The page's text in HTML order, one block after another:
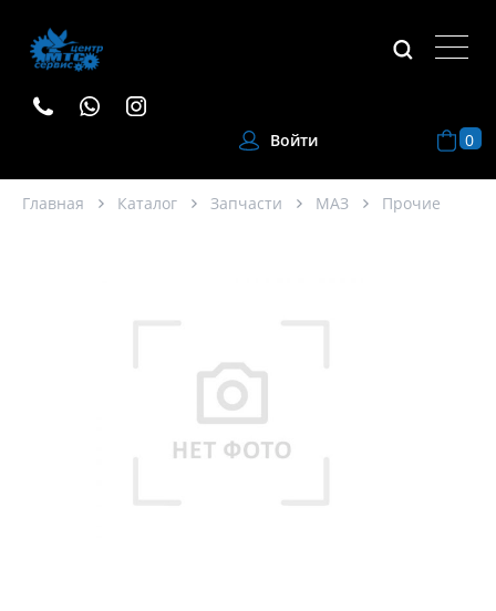
Войти 0
Главная Каталог Запчасти МАЗ Прочие